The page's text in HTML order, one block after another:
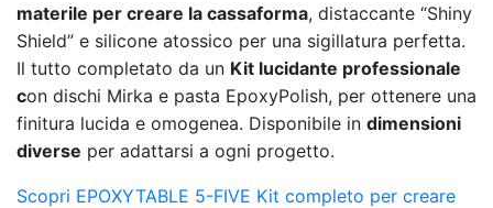
materile per creare la cassaforma, distaccante “Shiny
Shield” e silicone atossico per una sigillatura perfetta.
Il tutto completato da un Kit lucidante professionale
con dischi Mirka e pasta EpoxyPolish, per ottenere una
finitura lucida e omogenea. Disponibile in dimensioni
diverse per adattarsi a ogni progetto.
Scopri EPOXYTABLE 5-FIVE Kit completo per creare